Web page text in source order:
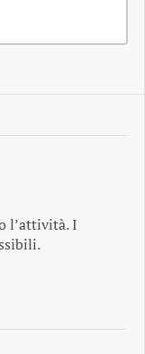
l’attività. I